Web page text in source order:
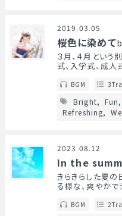
2019.03.05
桜色に染めて
３月、４月とい
式、入学式、成人
BGM
Bright Fun
Refreshing
2023.08.12
In the
きらきらした夏
る様な、爽やか
BGM